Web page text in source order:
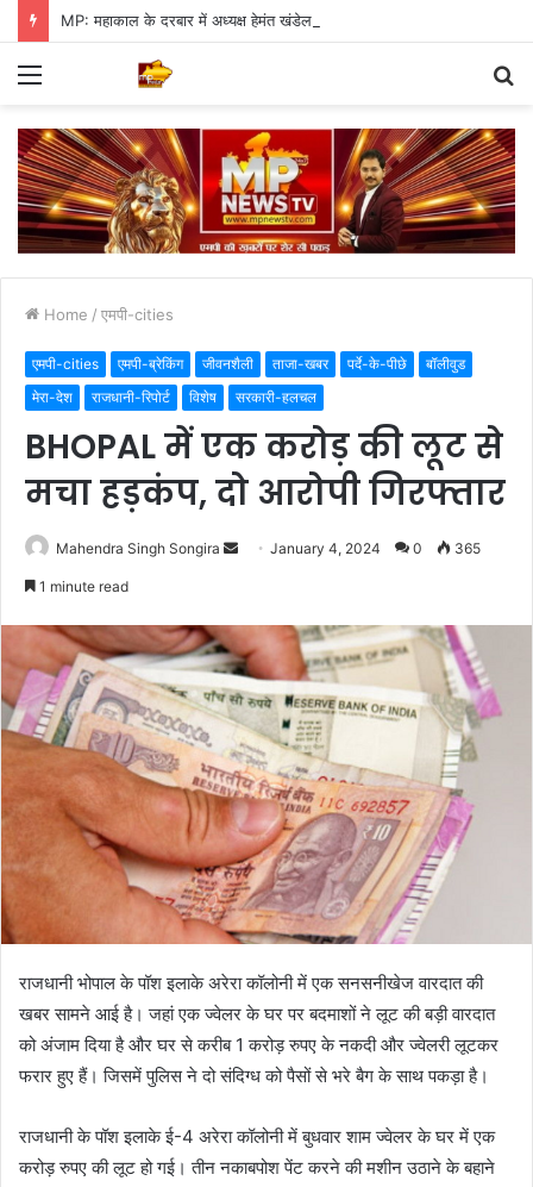
Menu
Home / एमपी-cities
एमपी-cities एमपी-ब्रेकिंग जीवनशैली ताजा-खबर पर्दे-के-पीछे
बॉलीवुड
मेरा-देश
राजधानी-रिपोर्ट विशेष सरकारी-हलचल
BHOPAL में एक करोड़ की लूट से
मचा हड़कंप, दो आरोपी गिरफ्तार
Mahendra Singh Songira
Send January 4, 2024 0 365
1 minute read
राजधानी भोपाल के पॉश इलाके अरेरा कॉलोनी में एक सनसनीखेज वारदात की
खबर सामने आई है। जहां एक ज्वेलर के घर पर बदमाशों ने लूट की बड़ी वारदात
को अंजाम दिया है और घर से करीब 1 करोड़ रुपए के नकदी और ज्वेलरी लूटकर
फरार हुए हैं। जिसमें पुलिस ने दो संदिग्ध को पैसों से भरे बैग के साथ पकड़ा है।
राजधानी के पॉश इलाके ई-4 अरेरा कॉलोनी में बुधवार शाम ज्वेलर के घर में एक
करोड़ रुपए की लूट हो गई। तीन नकाबपोश पेंट करने की मशीन उठाने के बहाने